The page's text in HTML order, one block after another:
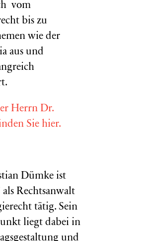
vom
bis zu
wie der
aus und
Herrn Dr.
Sie hier.
Dümke ist
als Rechtsanwalt
tätig. Sein
liegt dabei in
und